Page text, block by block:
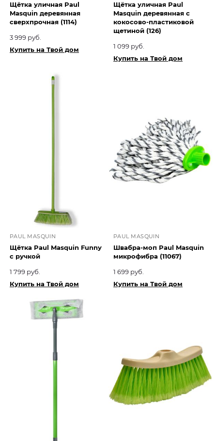
Щётка уличная Paul
Masquin деревянная
сверхпрочная (1114)
3 999 руб.
Купить на Твой дом
Щётка уличная Paul
Masquin деревянная с
кокосово-пластиковой
щетиной (126)
1 099 руб.
Купить на Твой дом
PAUL MASQUIN
Щётка Paul Masquin Funny
с ручкой
1 799 руб.
Купить на Твой дом
PAUL MASQUIN
Швабра-моп Paul Masquin
микрофибра (11067)
1 699 руб.
Купить на Твой дом